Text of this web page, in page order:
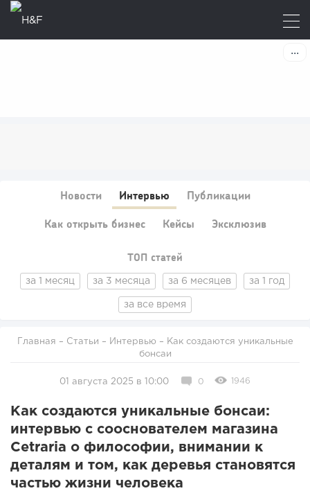
Новости Интервью Публикации
Как открыть бизнес Кейсы Эксклюзив
ТОП статей
за 1 месяц за 3 месяца за 6 месяцев за 1 год
за все время
Главная – Статьи – Интервью
бонсаи
01 августа 2025 в 10:00 0 1946
Как создаются уникальные бонсаи:
интервью с сооснователем магазина
Cetraria о философии, внимании к
деталям и том, как деревья становятся
частью жизни человека